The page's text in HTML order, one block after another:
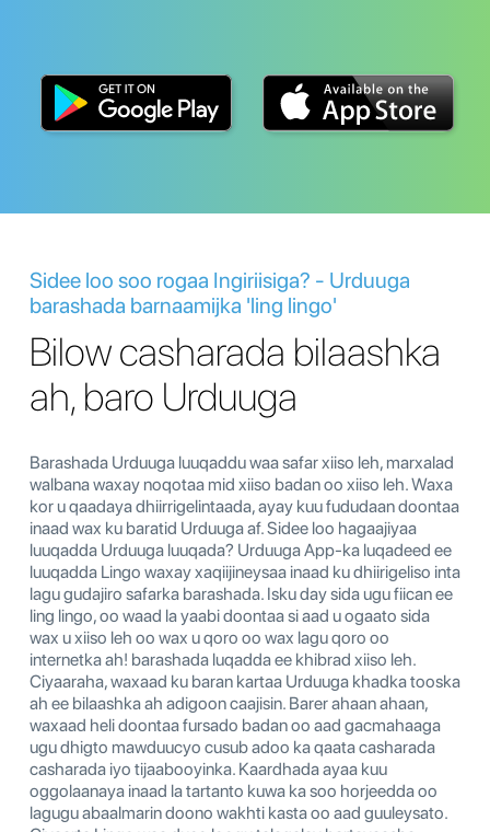
Sidee loo soo rogaa Ingiriisiga? - Urduuga
barashada barnaamijka 'ling lingo'
Bilow casharada bilaashka
ah, baro Urduuga
Barashada Urduuga luuqaddu waa safar xiiso leh, marxalad
walbana waxay noqotaa mid xiiso badan oo xiiso leh. Waxa
kor u qaadaya dhiirrigelintaada, ayay kuu fududaan doontaa
inaad wax ku baratid Urduuga af. Sidee loo hagaajiyaa
luuqadda Urduuga luuqada? Urduuga App-ka luqadeed ee
luuqadda Lingo waxay xaqiijineysaa inaad ku dhiirigeliso inta
lagu gudajiro safarka barashada. Isku day sida ugu fiican ee
ling lingo, oo waad la yaabi doontaa si aad u ogaato sida
wax u xiiso leh oo wax u qoro oo wax lagu qoro oo
internetka ah! barashada luqadda ee khibrad xiiso leh.
Ciyaaraha, waxaad ku baran kartaa Urduuga khadka tooska
ah ee bilaashka ah adigoon caajisin. Barer ahaan ahaan,
waxaad heli doontaa fursado badan oo aad gacmahaaga
ugu dhigto mawduucyo cusub adoo ka qaata casharada
casharada iyo tijaabooyinka. Kaardhada ayaa kuu
oggolaanaya inaad la tartanto kuwa ka soo horjeedda oo
lagugu abaalmarin doono wakhti kasta oo aad guuleysato.